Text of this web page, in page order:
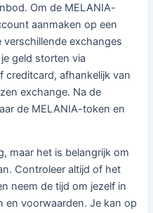
Om de MELANIA-
aanmaken op een
exchanges
geld storten via
creditcard, afhankelijk van
exchange. Na de
de MELANIA-token en
maar het is belangrijk om
Controleer altijd of het
neem de tijd om jezelf in
en voorwaarden. Je kan op